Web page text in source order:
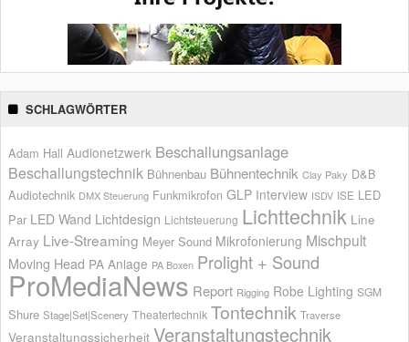
SCHLAGWÖRTER
Adam Hall Audionetzwerk Beschallungsanlage
Beschallungstechnik Bühnenbau Bühnentechnik Clay Paky D&B
Audiotechnik DMX Steuerung Funkmikrofon GLP Interview ISDV ISE LED
Par LED Wand Lichtdesign Lichtsteuerung Lichttechnik Line
Array Live-Streaming Meyer Sound Mikrofonierung Mischpult
Moving Head PA Anlage PA Boxen Prolight + Sound
ProMediaNews Report Rigging Robe Lighting SGM
Shure Stage|Set|Scenery Theatertechnik Tontechnik Traverse
Veranstaltungssicherheit Veranstaltungstechnik